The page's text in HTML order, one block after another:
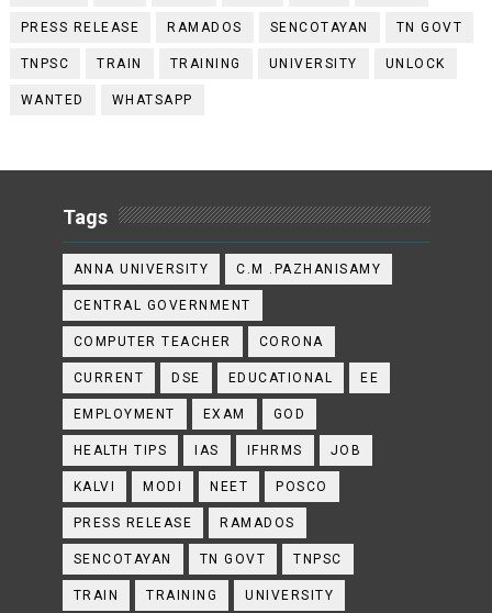
PRESS RELEASE RAMADOS SENCOTAYAN TN GOVT
TNPSC TRAIN TRAINING UNIVERSITY UNLOCK
WANTED WHATSAPP
Tags
ANNA UNIVERSITY C.M .PAZHANISAMY
CENTRAL GOVERNMENT
COMPUTER TEACHER CORONA
CURRENT DSE EDUCATIONAL EE
EMPLOYMENT EXAM GOD
HEALTH TIPS IAS IFHRMS JOB
KALVI MODI NEET POSCO
PRESS RELEASE RAMADOS
SENCOTAYAN TN GOVT TNPSC
TRAIN TRAINING UNIVERSITY